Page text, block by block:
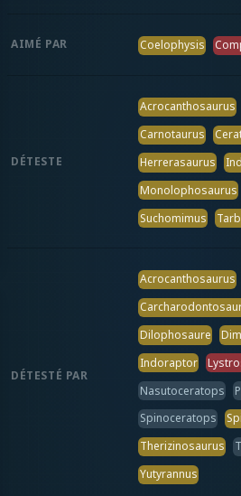
AIMÉ PAR Coelophysis
DÉTESTE
Acrocanthosaurus
Carnotaurus
Herrerasaurus
Monolophosaurus
Suchomimus
DÉTESTÉ PAR
Acrocanthosaurus
Dilophosaure
Indoraptor
Nasutoceratops
Spinoceratops
Therizinosaurus
Yutyrannus